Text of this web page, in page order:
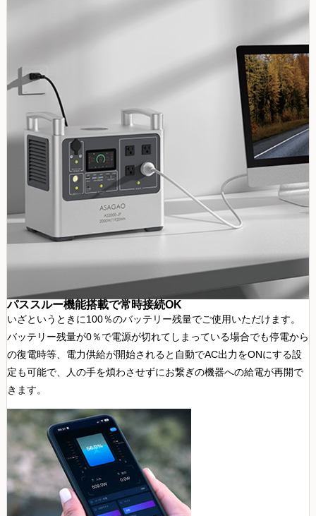
パススルー機能搭載で常時接続OK
いざというときに100％のバッテリー残量でご使用いただけます。
バッテリー残量が0％で電源が切れてしまっている場合でも停電から
の復電時等、電力供給が開始されると自動でAC出力をONにする設
定も可能で、人の手を煩わさせずにお繋ぎの機器への給電が再開で
きます。